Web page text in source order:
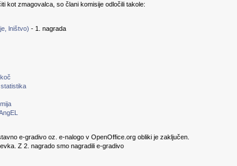
kot zmagovalca, so člani komisije odločili takole:
lništvo) - 1. nagrada
e-gradivo oz. e-nalogo v OpenOffice.org obliki je zaključen.
Z 2. nagrado smo nagradili e-gradivo